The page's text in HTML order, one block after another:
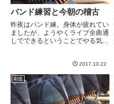
バンド練習と今朝の稽古
昨夜はバンド練。身体が疲れてい
ましたが、ようやくライブ全曲通
しでできるということでやる気は
ロをツインでやるところがありま
して、これがうまくハモるとすご
く気持ちよい！！録音を聴き直
す...
2017.10.22
剣道